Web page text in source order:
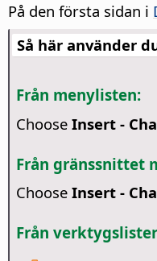
På den första sidan i
Så här använder
Från menylisten:
Choose Insert -
Från gränssnittet
Choose Insert -
Från